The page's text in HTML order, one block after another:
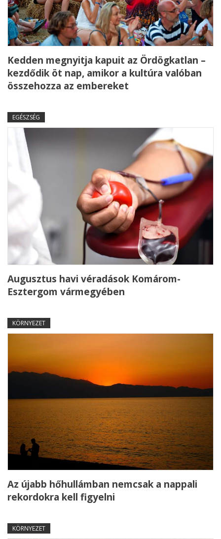
Kedden megnyitja kapuit az Ördögkatlan –
kezdődik öt nap, amikor a kultúra valóban
összehozza az embereket
EGÉSZSÉG
Augusztus havi véradások Komárom-
Esztergom vármegyében
KÖRNYEZET
Az újabb hőhullámban nemcsak a nappali
rekordokra kell figyelni
KÖRNYEZET